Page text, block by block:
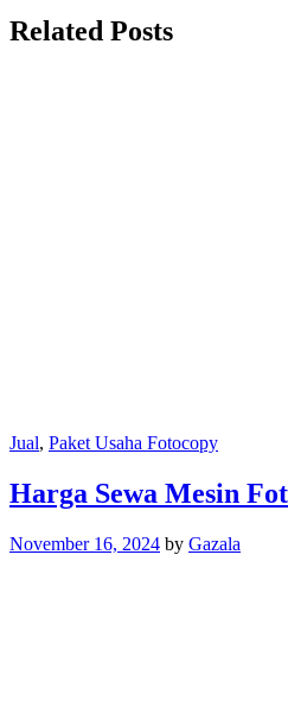
Related Posts
Jual, Paket Usaha Fotocopy
Harga Sewa Mesin
November 16, 2024 by Gazala